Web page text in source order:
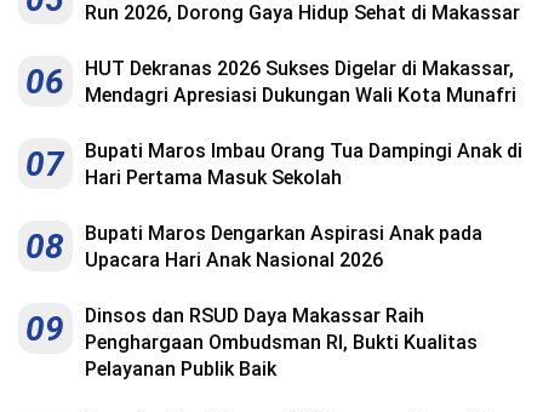
Run 2026, Dorong Gaya Hidup Sehat di Makassar
06
HUT Dekranas 2026 Sukses Digelar di Makassar,
Mendagri Apresiasi Dukungan Wali Kota Munafri
07
Bupati Maros Imbau Orang Tua Dampingi Anak di
Hari Pertama Masuk Sekolah
08
Bupati Maros Dengarkan Aspirasi Anak pada
Upacara Hari Anak Nasional 2026
09
Dinsos dan RSUD Daya Makassar Raih
Penghargaan Ombudsman RI, Bukti Kualitas
Pelayanan Publik Baik